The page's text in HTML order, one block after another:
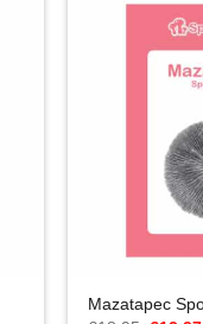
Mazatapec